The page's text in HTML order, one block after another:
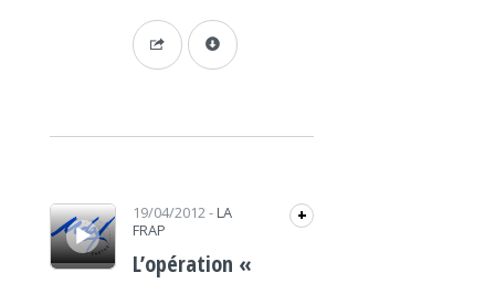
Lecteur audio 19/04/2012- LA
FRAP
+
L’opération «